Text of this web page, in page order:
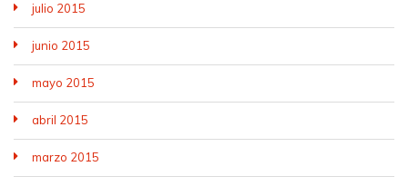
julio 2015
junio 2015
mayo 2015
abril 2015
marzo 2015